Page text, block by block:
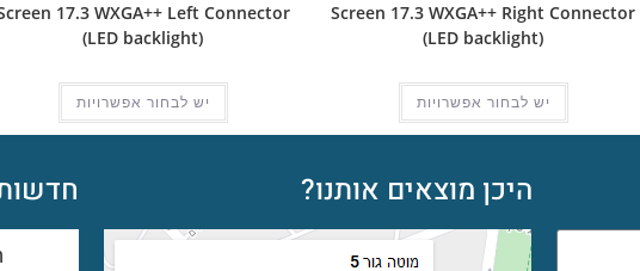
Screen 17.3 WXGA++ Right Connector
(LED backlight)
יש לבחור אפשרויות
17.3 WXGA++ Left Connector
(LED backlight)
יש לבחור אפשרויות
היכן מוצאים אותנו?